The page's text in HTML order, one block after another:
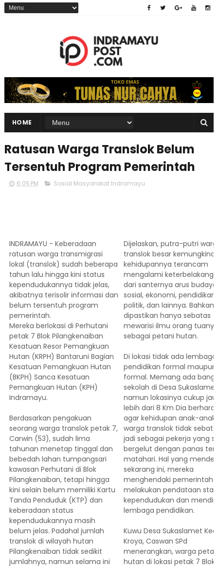
HOME
Ratusan Warga Translok Belum
Tersentuh Program Pemerintah
6:05 PM Sosial Masyarakat Indramayu
INDRAMAYU - Keberadaan
ratusan warga transmigrasi
lokal (translok) sudah beberapa
tahun lalu hingga kini status
kependudukannya tidak jelas,
akibatnya terisolir informasi dan
belum tersentuh program
pemerintah.
Mereka berlokasi di Perhutani
petak 7 Blok Pilangkenaiban
Kesatuan Resor Pemangkuan
Hutan (KRPH) Bantaruni Bagian
Kesatuan Pemangkuan Hutan
(BKPH) Sanca Kesatuan
Pemangkuan Hutan (KPH)
Indramayu.
Berdasarkan pengakuan
seorang warga translok petak 7,
Carwin (53), sudah lima
tahunan menetap tinggal dan
bebedah lahan tumpangsari
kawasan Perhutani di Blok
Pilangkenaiban, tetapi hingga
kini selain belum memiliki Kartu
Tanda Penduduk (KTP) dan
keberadaan status
kependudukannya masih
belum jelas. Padahal jumlah
translok di wilayah hutan
Pilangkenaiban tidak sedikit
jumlahnya, namun selama ini
Dijelaskan, putra-putri
translok besar
kehidupannya terancam
mengalami
dari santernya arus budaya,
sosial, ekonomi, pendidikan,
politik, dan lainnya. Bahkan
dipastikan hanya sebatas
mewarisi ilmu orang tuanya
sebagai petani hutan.
Di lokasi tidak ada lembaga
pendidikan formal
formal. Memang ada
sekolah di Desa
namun lokasinya cukup
lebih dari 8 Km Dia
agar kehidupan anak-anak
warga translok tidak
jadi sebagai pekerja yang
bergelut dengan panas
matahari. Hal yang
sekarang ini, mereka
menghendaki pemerintah
melakukan pendataan
kependudukan dan
lembaga pendidikan.
Kuwu Desa Sukaslamet Kec
Kroya, Caswan SPd
menerangkan, warga
hutan di lokasi petak 7 Blok